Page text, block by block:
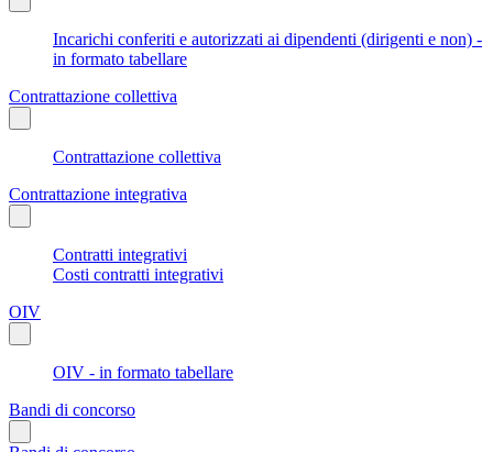
Incarichi conferiti e autorizzati ai dipendenti (dirigenti e non) -
in formato tabellare
Contrattazione collettiva
Contrattazione collettiva
Contrattazione integrativa
Contratti integrativi
Costi contratti integrativi
OIV
OIV - in formato tabellare
Bandi di concorso